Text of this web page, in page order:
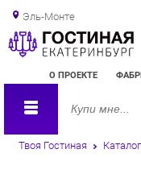
Эль-Монте
О ПРОЕКТЕ
Твоя Гостиная Каталог